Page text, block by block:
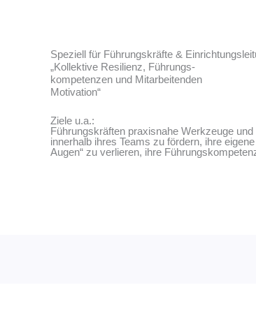
Speziell für Führungskräfte &
„Kollektive Resilienz, Führungs-
kompetenzen und Mitarbeitenden
Motivation“
Ziele u.a.:
Führungskräften praxisnahe Werkzeuge
innerhalb ihres Teams zu fördern, ihre
Augen“ zu verlieren, ihre